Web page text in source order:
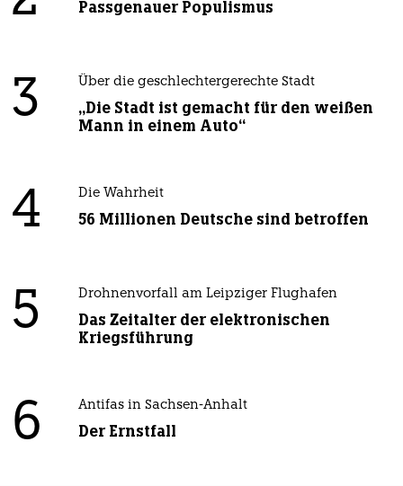
Passgenauer Populismus
3 Über die geschlechtergerechte Stadt
„Die Stadt ist gemacht für den weißen
Mann in einem Auto“
4 Die Wahrheit
56 Millionen Deutsche sind betroffen
5 Drohnenvorfall am Leipziger Flughafen
Das Zeitalter der elektronischen
Kriegsführung
6 Antifas in Sachsen-Anhalt
Der Ernstfall